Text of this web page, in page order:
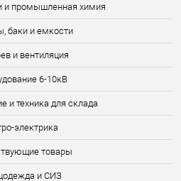
и промышленная химия
баки и емкости
и вентиляция
6-10кВ
и техника для склада
электрика
товары
и СИЗ